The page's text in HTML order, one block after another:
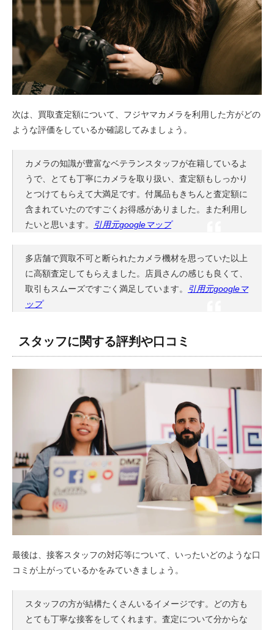
次は、買取査定額について、フジヤマカメラを利用した方がどの
ような評価をしているか確認してみましょう。
カメラの知識が豊富なベテランスタッフが在籍しているよ
うで、とても丁寧にカメラを取り扱い、査定額もしっかり
とつけてもらえて大満足です。付属品もきちんと査定額に
含まれていたのですごくお得感がありました。また利用し
たいと思います。
引用元googleマップ
多店舗で買取不可と断られたカメラ機材を思っていた以上
に高額査定してもらえました。店員さんの感じも良くて、
取引もスムーズですごく満足しています。
引用元googleマ
ップ
スタッフに関する評判や口コミ
最後は、接客スタッフの対応等について、いったいどのような口
コミが上がっているかをみていきましょう。
スタッフの方が結構たくさんいるイメージです。どの方も
とても丁寧な接客をしてくれます。査定について分からな